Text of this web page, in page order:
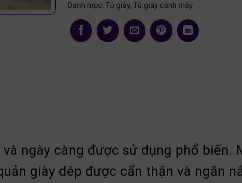
Danh mục: Tủ giày, Tủ giày cánh mây
ngày càng được sử dụng phổ
giày dép được cẩn thận và ngăn